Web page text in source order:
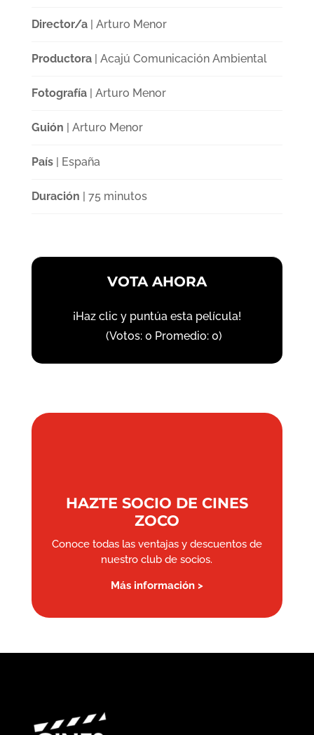
Director/a| Arturo Menor
Productora| Acajú Comunicación Ambiental
Fotografía| Arturo Menor
Guión | Arturo Menor
País| España
Duración | 75 minutos
VOTA AHORA
¡Haz clic y puntúa esta película!
(Votos: 0 Promedio: 0)
HAZTE SOCIO DE CINES
ZOCO
Conoce todas las ventajas y descuentos de
nuestro club de socios.
Más información >